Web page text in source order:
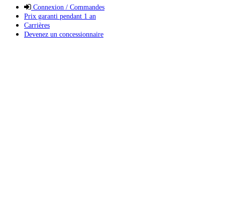
Connexion / Commandes
Prix garanti pendant 1 an
Carrières
Devenez un concessionnaire